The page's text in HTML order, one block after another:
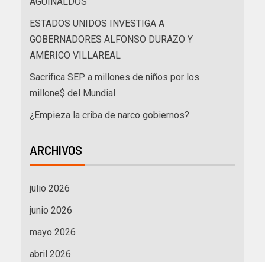
ESTADOS UNIDOS INVESTIGA A
GOBERNADORES ALFONSO DURAZO Y
AMÉRICO VILLAREAL
Sacrifica SEP a millones de niños por los
millone$ del Mundial
¿Empieza la criba de narco gobiernos?
ARCHIVOS
julio 2026
junio 2026
mayo 2026
abril 2026